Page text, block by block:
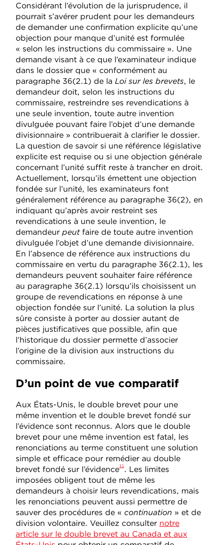
Considérant l’évolution de la jurisprudence, il
pourrait s’avérer prudent pour les demandeurs
de demander une confirmation explicite qu’une
objection pour manque d’unité est formulée
« selon les instructions du commissaire ». Une
demande visant à ce que l’examinateur indique
dans le dossier que « conformément au
paragraphe 36(2.1) de la Loi sur les brevets, le
demandeur doit, selon les instructions du
commissaire, restreindre ses revendications à
une seule invention, toute autre invention
divulguée pouvant faire l’objet d’une demande
divisionnaire » contribuerait à clarifier le dossier.
La question de savoir si une référence législative
explicite est requise ou si une objection générale
concernant l’unité suffit reste à trancher en droit.
Actuellement, lorsqu’ils émettent une objection
fondée sur l’unité, les examinateurs font
généralement référence au paragraphe 36(2), en
indiquant qu’après avoir restreint ses
revendications à une seule invention, le
demandeur peut faire de toute autre invention
divulguée l’objet d’une demande divisionnaire.
En l’absence de référence aux instructions du
commissaire en vertu du paragraphe 36(2.1), les
demandeurs peuvent souhaiter faire référence
au paragraphe 36(2.1) lorsqu’ils choisissent un
groupe de revendications en réponse à une
objection fondée sur l’unité. La solution la plus
sûre consiste à porter au dossier autant de
pièces justificatives que possible, afin que
l’historique du dossier permette d’associer
l’origine de la division aux instructions du
commissaire.
D’un point de vue comparatif
Aux États-Unis, le double brevet pour une
même invention et le double brevet fondé sur
l’évidence sont reconnus. Alors que le double
brevet pour une même invention est fatal, les
renonciations au terme constituent une solution
simple et efficace pour remédier au double
brevet fondé sur l’évidence11. Les limites
imposées obligent tout de même les
demandeurs à choisir leurs revendications, mais
les renonciations peuvent aussi permettre de
sauver des procédures de « continuation » et de
division volontaire. Veuillez consulter notre
article sur le double brevet au Canada et aux